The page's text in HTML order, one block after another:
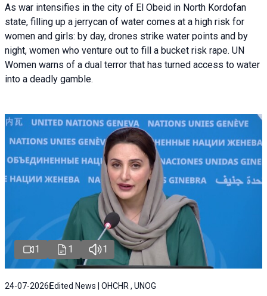
As war intensifies in the city of El Obeid in North Kordofan
state, filling up a jerrycan of water comes at a high risk for
women and girls: by day, drones strike water points and by
night, women who venture out to fill a bucket risk rape. UN
Women warns of a dual terror that has turned access to water
into a deadly gamble.
1 1 1
24-07-2026 Edited News | OHCHR , UNOG